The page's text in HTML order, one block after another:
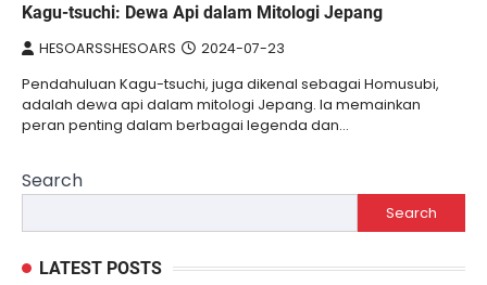
Kagu-tsuchi: Dewa Api dalam Mitologi Jepang
HESOARSSHESOARS 2024-07-23
Pendahuluan Kagu-tsuchi, juga dikenal sebagai Homusubi,
adalah dewa api dalam mitologi Jepang. Ia memainkan
peran penting dalam berbagai legenda dan…
Search
Search
LATEST POSTS